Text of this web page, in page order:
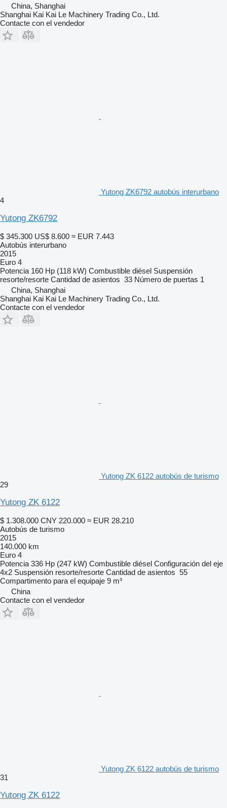
China, Shanghai
Shanghai Kai Kai Le Machinery Trading Co., Ltd.
Contacte con el vendedor
Yutong ZK6792 autobús interurbano
4
Yutong ZK6792
$ 345.300 US$ 8.600 ≈ EUR 7.443
Autobús interurbano
2015
Euro 4
Potencia 160 Hp (118 kW) Combustible diésel Suspensión
resorte/resorte Cantidad de asientos 33 Número de puertas 1
China, Shanghai
Shanghai Kai Kai Le Machinery Trading Co., Ltd.
Contacte con el vendedor
Yutong ZK 6122 autobús de turismo
29
Yutong ZK 6122
$ 1.308.000 CNY 220.000 ≈ EUR 28.210
Autobús de turismo
2015
140.000 km
Euro 4
Potencia 336 Hp (247 kW) Combustible diésel Configuración del eje
4x2 Suspensión resorte/resorte Cantidad de asientos 55
Compartimento para el equipaje 9 m³
China
Contacte con el vendedor
Yutong ZK 6122 autobús de turismo
31
Yutong ZK 6122